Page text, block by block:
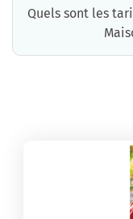
Quels sont les